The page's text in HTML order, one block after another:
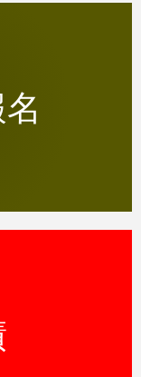
拉松
績